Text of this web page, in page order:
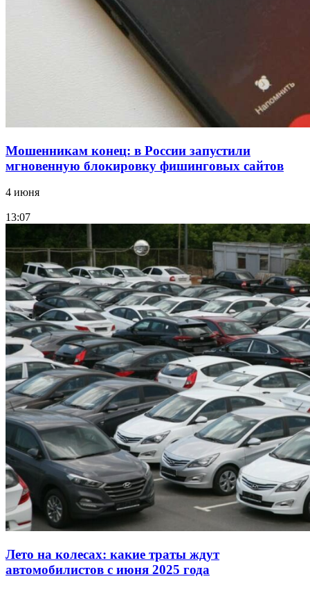
Фестиваль #ТриЧетыре в Волгограде пройдёт
11–13 сентября в рамках Года единства народов
Мошенникам конец: в России запустили
мгновенную блокировку фишинговых сайтов
4 июня
13:07
Лето на колесах: какие траты ждут
автомобилистов с июня 2025 года